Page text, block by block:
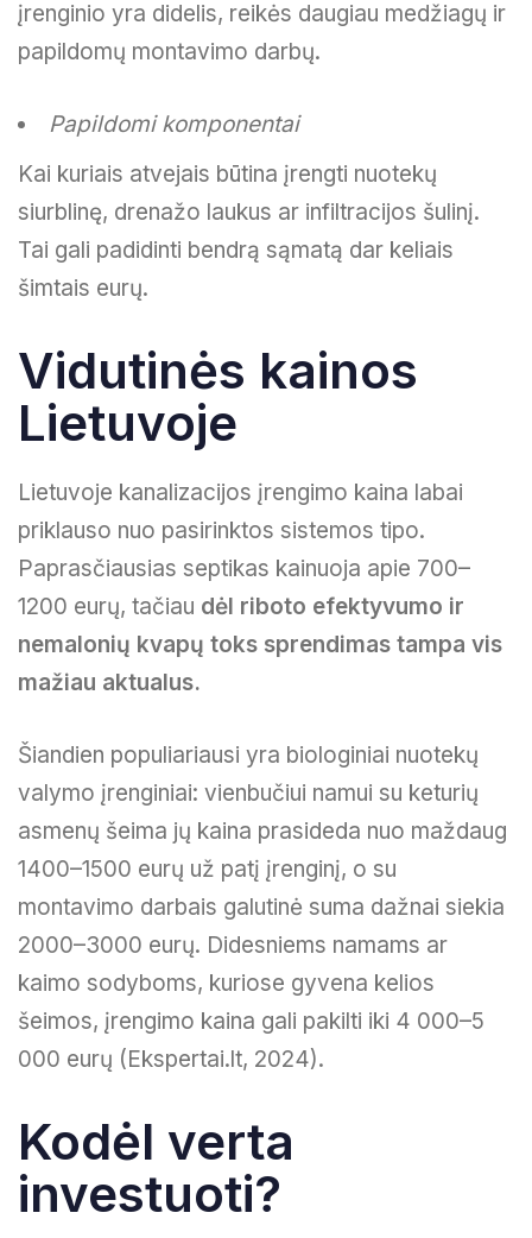
įrenginio yra didelis, reikės daugiau medžiagų ir
papildomų montavimo darbų.
Papildomi komponentai
Kai kuriais atvejais būtina įrengti nuotekų
siurblinę, drenažo laukus ar infiltracijos šulinį.
Tai gali padidinti bendrą sąmatą dar keliais
šimtais eurų.
Vidutinės kainos
Lietuvoje
Lietuvoje kanalizacijos įrengimo kaina labai
priklauso nuo pasirinktos sistemos tipo.
Paprasčiausias septikas kainuoja apie 700–
1200 eurų, tačiau dėl riboto efektyvumo ir
nemalonių kvapų toks sprendimas tampa vis
mažiau aktualus.
Šiandien populiariausi yra biologiniai nuotekų
valymo įrenginiai: vienbučiui namui su keturių
asmenų šeima jų kaina prasideda nuo maždaug
1400–1500 eurų už patį įrenginį, o su
montavimo darbais galutinė suma dažnai siekia
2000–3000 eurų. Didesniems namams ar
kaimo sodyboms, kuriose gyvena kelios
šeimos, įrengimo kaina gali pakilti iki 4 000–5
000 eurų (Ekspertai.lt, 2024).
Kodėl verta
investuoti?